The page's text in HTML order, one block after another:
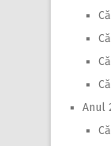
Anul